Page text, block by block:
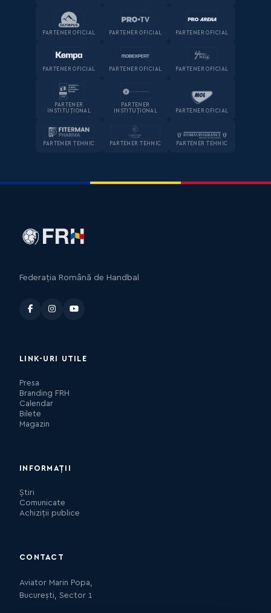
PARTENER OFICIAL PARTENER OFICIAL PARTENER OFICIAL
PARTENER OFICIAL PARTENER OFICIAL PARTENER OFICIAL
PARTENER
INSTITUȚIONAL
PARTENER
INSTITUȚIONAL
PARTENER OFICIAL
PARTENER TEHNIC PARTENER TEHNIC PARTENER TEHNIC
Federația Română de Handbal
LINK-URI UTILE
Presa
Branding FRH
Calendar
Bilete
Magazin
INFORMAȚII
Știri
Comunicate
Achiziții publice
CONTACT
Aviator Marin Popa,
București, Sector 1